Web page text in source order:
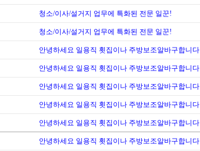
청소/이사/설거지 업무에 특화된 전문 일꾼!
청소/이사/설거지 업무에 특화된 전문 일꾼!
안녕하세요 일용직 횟집이나 주방보조알바구합니다
안녕하세요 일용직 횟집이나 주방보조알바구합니다
안녕하세요 일용직 횟집이나 주방보조알바구합니다
안녕하세요 일용직 횟집이나 주방보조알바구합니다
안녕하세요 일용직 횟집이나 주방보조알바구합니다
안녕하세요 일용직 횟집이나 주방보조알바구합니다